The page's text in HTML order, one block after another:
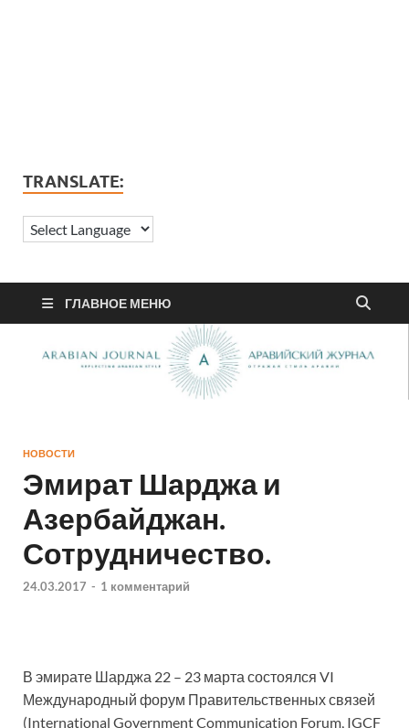
TRANSLATE:
ГЛАВНОЕ МЕНЮ
НОВОСТИ
Эмират Шарджа и
Азербайджан.
Сотрудничество.
24.03.2017 - 1 комментарий
В эмирате Шарджа 22 – 23 марта состоялся VI
Международный форум Правительственных связей
(International Government Communication Forum, IGCF